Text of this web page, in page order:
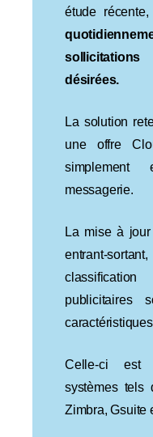
étude
désirées.
La solution
une offre
simplement
messagerie.
La mise à
entrant-
publicitaires
Celle-ci est
systèmes tels
Zimbra, Gsuite